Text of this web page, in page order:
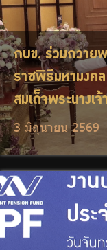
กบข. ร่วมถวายพ
ราชพิธีมหามงค
สมเด็จพระนางเ
3 มิถุนายน 2569